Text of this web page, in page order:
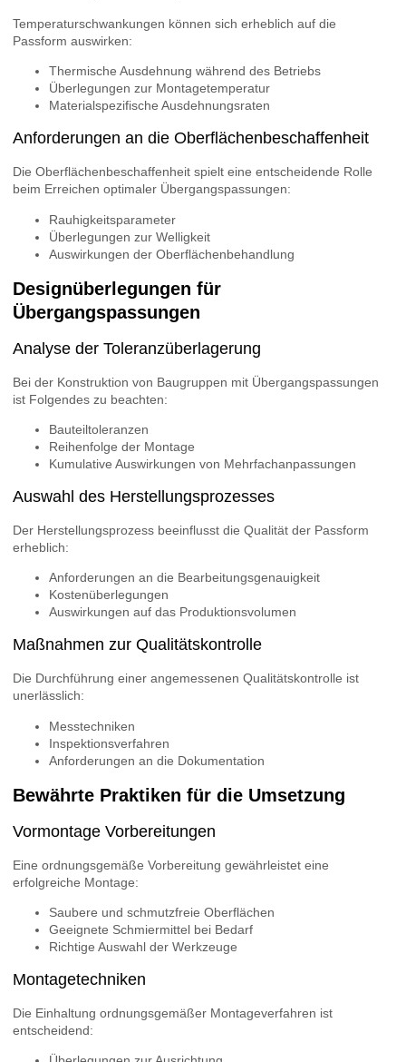
Temperaturschwankungen können sich erheblich auf die
Passform auswirken:
Thermische Ausdehnung während des Betriebs
Überlegungen zur Montagetemperatur
Materialspezifische Ausdehnungsraten
Anforderungen an die Oberflächenbeschaffenheit
Die Oberflächenbeschaffenheit spielt eine entscheidende Rolle
beim Erreichen optimaler Übergangspassungen:
Rauhigkeitsparameter
Überlegungen zur Welligkeit
Auswirkungen der Oberflächenbehandlung
Designüberlegungen für
Übergangspassungen
Analyse der Toleranzüberlagerung
Bei der Konstruktion von Baugruppen mit Übergangspassungen
ist Folgendes zu beachten:
Bauteiltoleranzen
Reihenfolge der Montage
Kumulative Auswirkungen von Mehrfachanpassungen
Auswahl des Herstellungsprozesses
Der Herstellungsprozess beeinflusst die Qualität der Passform
erheblich:
Anforderungen an die Bearbeitungsgenauigkeit
Kostenüberlegungen
Auswirkungen auf das Produktionsvolumen
Maßnahmen zur Qualitätskontrolle
Die Durchführung einer angemessenen Qualitätskontrolle ist
unerlässlich:
Messtechniken
Inspektionsverfahren
Anforderungen an die Dokumentation
Bewährte Praktiken für die Umsetzung
Vormontage Vorbereitungen
Eine ordnungsgemäße Vorbereitung gewährleistet eine
erfolgreiche Montage:
Saubere und schmutzfreie Oberflächen
Geeignete Schmiermittel bei Bedarf
Richtige Auswahl der Werkzeuge
Montagetechniken
Die Einhaltung ordnungsgemäßer Montageverfahren ist
entscheidend: